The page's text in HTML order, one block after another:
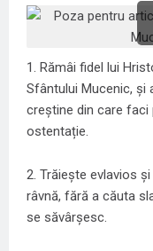
1. Rămâi fidel lui
Sfântului Mucenic, și
creștine din care faci
ostentație.
2. Trăiește evlavios
râvnă, fără a căuta
se săvârșesc.